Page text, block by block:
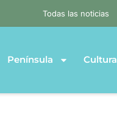
Todas las noticias
Península Cultura